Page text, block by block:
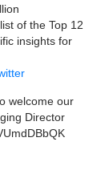
of the Top 12
insights for
welcome our
Director